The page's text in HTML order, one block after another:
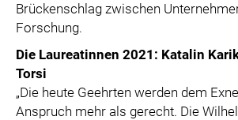
Brückenschlag zwischen
Forschung.
Die Laureatinnen 2021: Katalin
Torsi
„Die heute Geehrten werden dem
Anspruch mehr als gerecht. Die